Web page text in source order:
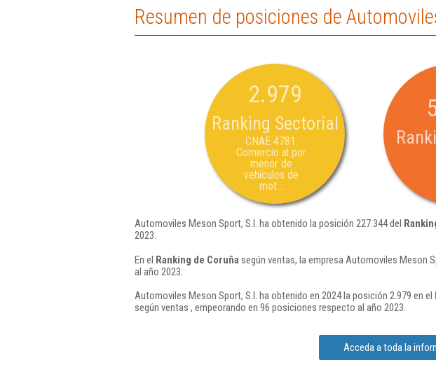
Resumen de posiciones de
2.979
Ranking Sectorial
CNAE 4781:
Comercio al por
menor de
vehículos de
mot...
Automoviles Meson Sport, S.l. ha obtenido la posición 227.344 del
2023.
En el Ranking de Coruña según ventas, la empresa Automoviles Meson
al año 2023.
Automoviles Meson Sport, S.l. ha obtenido en 2024 la posición 2.979 en el
según ventas , empeorando en 96 posiciones respecto al año 2023.
Acceda a toda la